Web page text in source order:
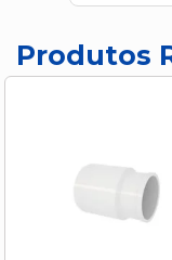
Produtos